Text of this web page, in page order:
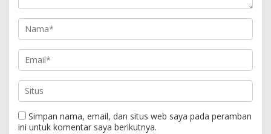
Simpan nama, email, dan situs web saya pada peramban
ini untuk komentar saya berikutnya.